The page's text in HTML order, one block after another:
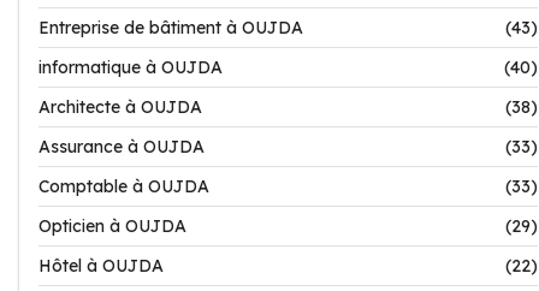
Entreprise de bâtiment à OUJDA
(43)
informatique à OUJDA
(40)
Architecte à OUJDA
(38)
Assurance à OUJDA
(33)
Comptable à OUJDA
(33)
Opticien à OUJDA
(29)
Hôtel à OUJDA
(22)